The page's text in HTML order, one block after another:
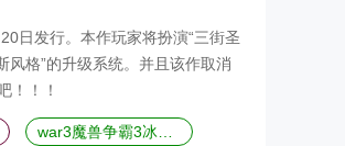
日发行。本作玩家将扮演“三街圣
风格”的升级系统。并且该作取消
！！！